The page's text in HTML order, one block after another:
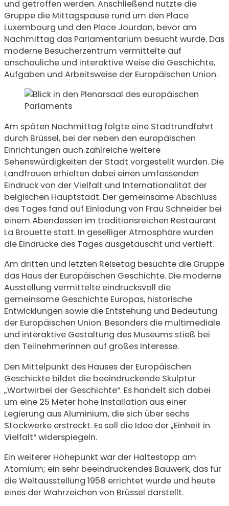
und getroffen werden. Anschließend nutzte die
Gruppe die Mittagspause rund um den Place
Luxembourg und den Place Jourdan, bevor am
Nachmittag das Parlamentarium besucht wurde. Das
moderne Besucherzentrum vermittelte auf
anschauliche und interaktive Weise die Geschichte,
Aufgaben und Arbeitsweise der Europäischen Union.
Am späten Nachmittag folgte eine Stadtrundfahrt
durch Brüssel, bei der neben den europäischen
Einrichtungen auch zahlreiche weitere
Sehenswürdigkeiten der Stadt vorgestellt wurden. Die
Landfrauen erhielten dabei einen umfassenden
Eindruck von der Vielfalt und Internationalität der
belgischen Hauptstadt. Der gemeinsame Abschluss
des Tages fand auf Einladung von Frau Schneider bei
einem Abendessen im traditionsreichen Restaurant
La Brouette statt. In geselliger Atmosphäre wurden
die Eindrücke des Tages ausgetauscht und vertieft.
Am dritten und letzten Reisetag besuchte die Gruppe
das Haus der Europäischen Geschichte. Die moderne
Ausstellung vermittelte eindrucksvoll die
gemeinsame Geschichte Europas, historische
Entwicklungen sowie die Entstehung und Bedeutung
der Europäischen Union. Besonders die multimediale
und interaktive Gestaltung des Museums stieß bei
den Teilnehmerinnen auf großes Interesse.
Den Mittelpunkt des Hauses der Europäischen
Geschickte bildet die beeindruckende Skulptur
„Wortwirbel der Geschichte“. Es handelt sich dabei
um eine 25 Meter hohe Installation aus einer
Legierung aus Aluminium, die sich über sechs
Stockwerke erstreckt. Es soll die Idee der „Einheit in
Vielfalt“ widerspiegeln.
Ein weiterer Höhepunkt war der Haltestopp am
Atomium; ein sehr beeindruckendes Bauwerk, das für
die Weltausstellung 1958 errichtet wurde und heute
eines der Wahrzeichen von Brüssel darstellt.